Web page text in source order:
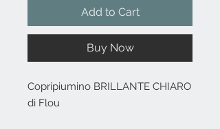
Add to Cart
Buy Now
Copripiumino BRILLANTE CHIARO
di Flou